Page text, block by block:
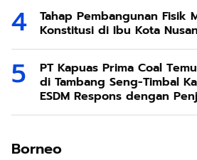
Tahap Pembangunan Fisik
Konstitusi di Ibu Kota
PT Kapuas Prima Coal
di Tambang Seng-Timbal
ESDM Respons dengan
Borneo